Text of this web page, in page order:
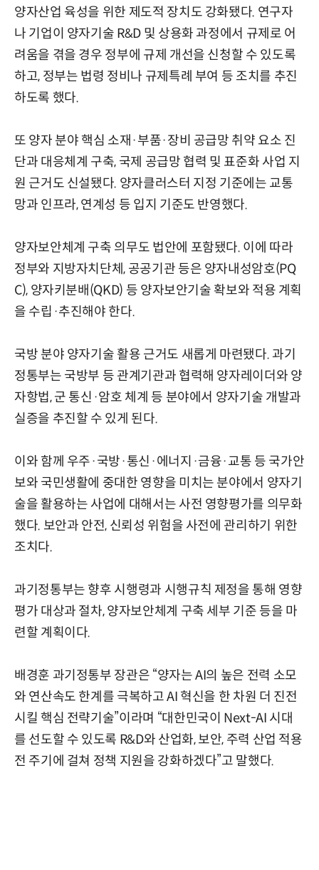
양자산업 육성을 위한 제도적 장치도 강화됐다. 연구자
나 기업이 양자기술 R&D 및 상용화 과정에서 규제로 어
려움을 겪을 경우 정부에 규제 개선을 신청할 수 있도록
하고, 정부는 법령 정비나 규제특례 부여 등 조치를 추진
하도록 했다.
또 양자 분야 핵심 소재·부품·장비 공급망 취약 요소 진
단과 대응체계 구축, 국제 공급망 협력 및 표준화 사업 지
원 근거도 신설됐다. 양자클러스터 지정 기준에는 교통
망과 인프라, 연계성 등 입지 기준도 반영했다.
양자보안체계 구축 의무도 법안에 포함됐다. 이에 따라
정부와 지방자치단체, 공공기관 등은 양자내성암호(PQ
C), 양자키분배(QKD) 등 양자보안기술 확보와 적용 계획
을 수립·추진해야 한다.
국방 분야 양자기술 활용 근거도 새롭게 마련됐다. 과기
정통부는 국방부 등 관계기관과 협력해 양자레이더와 양
자항법, 군 통신·암호 체계 등 분야에서 양자기술 개발과
실증을 추진할 수 있게 된다.
이와 함께 우주·국방·통신·에너지·금융·교통 등 국가안
보와 국민생활에 중대한 영향을 미치는 분야에서 양자기
술을 활용하는 사업에 대해서는 사전 영향평가를 의무화
했다. 보안과 안전, 신뢰성 위험을 사전에 관리하기 위한
조치다.
과기정통부는 향후 시행령과 시행규칙 제정을 통해 영향
평가 대상과 절차, 양자보안체계 구축 세부 기준 등을 마
련할 계획이다.
배경훈 과기정통부 장관은 “양자는 AI의 높은 전력 소모
와 연산속도 한계를 극복하고 AI 혁신을 한 차원 더 진전
시킬 핵심 전략기술”이라며 “대한민국이 Next-AI 시대
를 선도할 수 있도록 R&D와 산업화, 보안, 주력 산업 적용
전 주기에 걸쳐 정책 지원을 강화하겠다”고 말했다.